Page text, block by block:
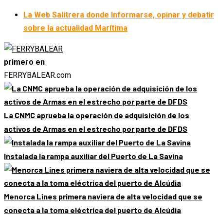
La Web Salitrera donde Informarse, opinar y debatir
sobre la actualidad Marítima
primero en
FERRYBALEAR.com
La CNMC aprueba la operación de adquisición de los
activos de Armas en el estrecho por parte de DFDS
Instalada la rampa auxiliar del Puerto de La Savina
Menorca Lines primera naviera de alta velocidad que se
conecta a la toma eléctrica del puerto de Alcúdia